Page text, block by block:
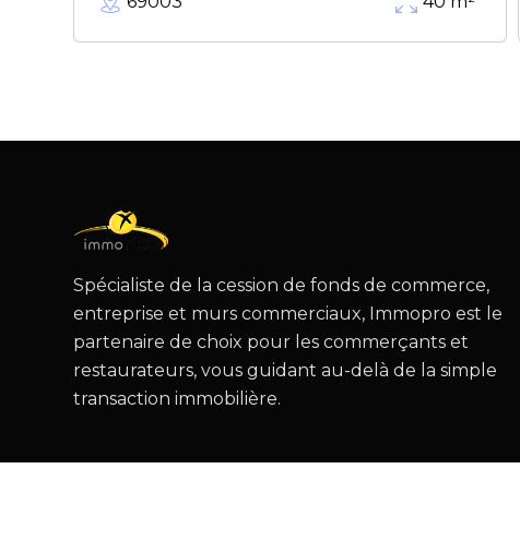
Spécialiste de la cession de fonds de commerce,
entreprise et murs commerciaux, Immopro est le
partenaire de choix pour les commerçants et
restaurateurs, vous guidant au-delà de la simple
transaction immobilière.